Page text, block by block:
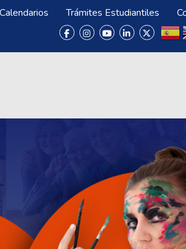
Calendarios Trámites Estudiantiles